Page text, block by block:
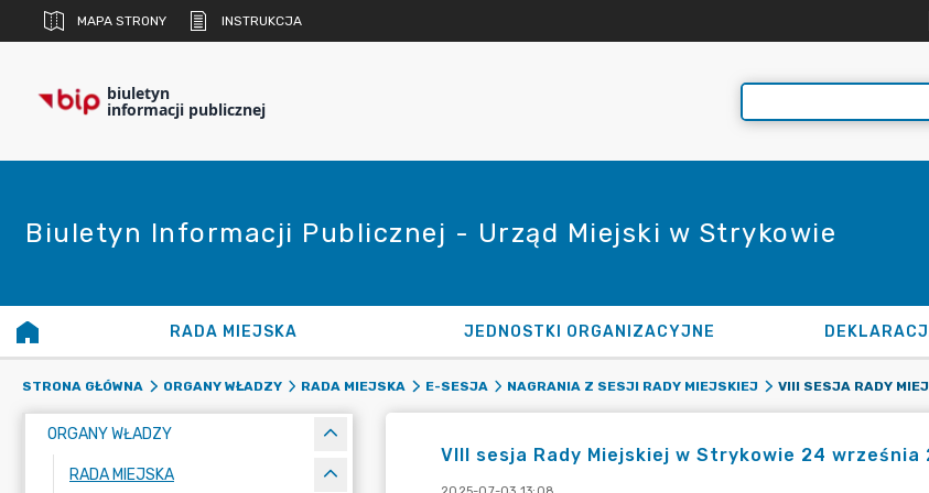
MAPA STRONY INSTRUKCJA
biuletyn
informacji publicznej
Biuletyn Informacji Publicznej - Urząd Miejski w Strykowie
RADA MIEJSKA JEDNOSTKI ORGANIZACYJNE
STRONA GŁÓWNA ORGANY WŁADZY RADA MIEJSKA E-SESJA NAGRANIA Z SESJI RADY MIEJSKIEJ
ORGANY WŁADZY
RADA MIEJSKA
VIII sesja Rady Miejskiej w Strykowie 24 września